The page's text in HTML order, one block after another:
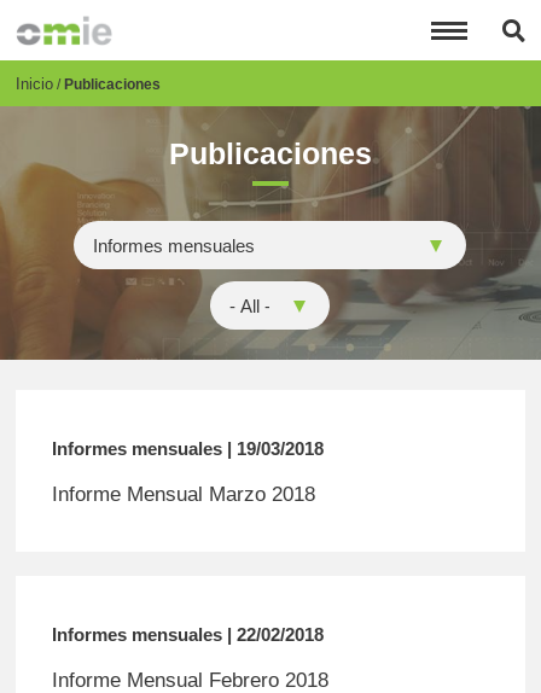
principal
Breadcrumb
Inicio Publicaciones
Publicaciones
Informes mensuales | 19/03/2018
Informe Mensual Marzo 2018
Informes mensuales | 22/02/2018
Informe Mensual Febrero 2018